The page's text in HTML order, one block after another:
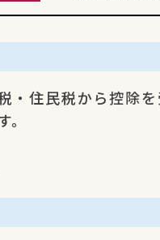
・住民税から控除